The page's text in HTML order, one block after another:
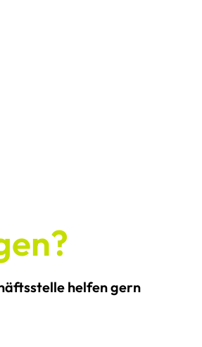
helfen gern